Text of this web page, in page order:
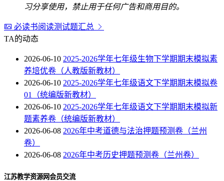
习分享使用，禁止用于任何广告和商用目的。
必读书阅读测试题汇总
TA的动态
2026-06-10 2025-2026学年七年级生物下学期期末模拟素
养培优卷（人教版新教材）
2026-06-10 2025-2026学年七年级语文下学期期末模拟卷
01（统编版新教材）
2026-06-10 2025-2026学年七年级语文下学期期末模拟新
题素养卷（统编版新教材）
2026-06-08 2026年中考道德与法治押题预测卷（兰州
卷）
2026-06-08 2026年中考历史押题预测卷（兰州卷）
江苏教学资源网会员交流